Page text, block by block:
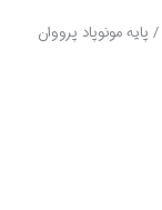
/ پایه مونوپاد پرووان